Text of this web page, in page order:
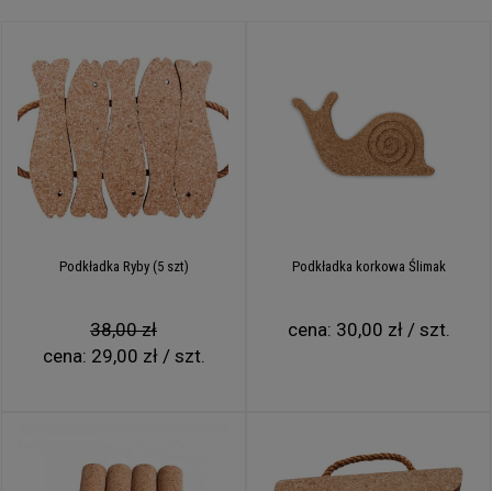
Podkładka Ryby (5 szt)
38,00 zł
cena: 29,00 zł / szt.
Podkładka korkowa Ślimak
cena: 30,00 zł / szt.